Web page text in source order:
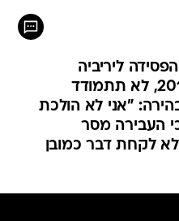
ליריביה
הרפובליקני בבחירות ב-2016, לא תתמודד
הבהירה: "אני לא הולכת
העבירה מסר
לקחת דבר כמובן